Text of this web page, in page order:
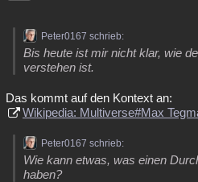
Peter0167 schrieb:
Bis heute ist mir nicht klar, wie
verstehen ist.
Das kommt auf den Kontext an:
Wikipedia: Multiverse#Max
Peter0167 schrieb:
Wie kann etwas, was einen
haben?